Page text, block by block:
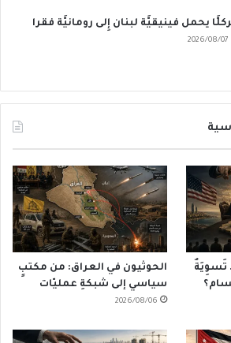
يحمل فينيقيَّة لبنان إِلى رومانيَّة فقرا
2026/08/07
تَسوِيَةٌ
الحوثيون في العراق: من مكتبٍ
سياسي إلى شبكةِ عمليّات
2026/08/06